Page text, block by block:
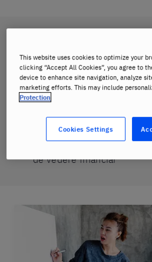
adresează celor care:
doresc să interacționeze
străine în timp ce
preferă să învețe după un
sunt în căutarea unei
de vedere financiar
This website uses cookies to optimize your
clicking “Accept All Cookies”, you agree to
device to enhance site navigation, analyze
marketing efforts. This may include
Protection
Cookies Settings